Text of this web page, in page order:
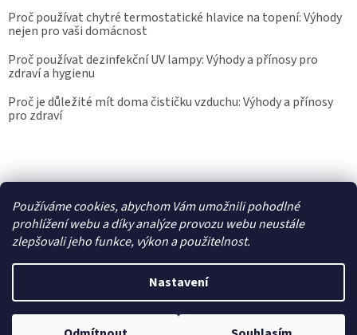
Používáme cookies, abychom Vám umožnili pohodlné
prohlížení webu a díky analýze provozu webu neustále
zlepšovali jeho funkce, výkon a použitelnost.
Nastavení
Proč používat chytré termostatické hlavice na topení: Výhody
nejen pro vaši domácnost
Proč používat dezinfekční UV lampy: Výhody a přínosy pro
zdraví a hygienu
Proč je důležité mít doma čističku vzduchu: Výhody a přínosy
pro zdraví
Copyright 2026Epřístroje.cz. Všechna práva vyhrazena.Upravit